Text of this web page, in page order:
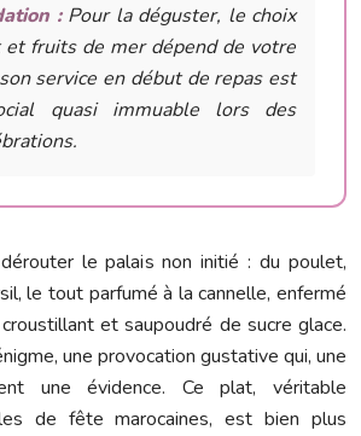
:Pour la déguster, le choix
fruits de mer dépend de votre
service en début de repas est
quasi immuable lors des
le palais non initié : du poulet,
le tout parfumé à la cannelle, enfermé
et saupoudré de sucre glace.
une provocation gustative qui, une
une évidence. Ce plat, véritable
de fête marocaines, est bien plus